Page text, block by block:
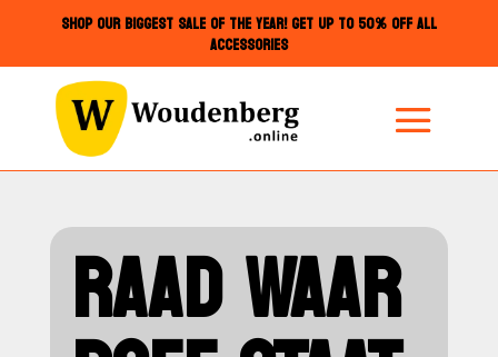
SHOP OUR BIGGEST SALE OF THE YEAR! GET UP TO 50% OFF ALL
ACCESSORIES
RAAD WAAR